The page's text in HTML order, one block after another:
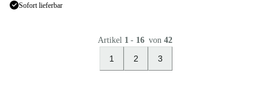
Sofort lieferbar
Artikel 1 - 16 von 42
1 2 3